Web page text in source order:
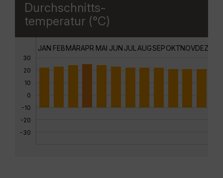
Durchschnitts-
temperatur (°C)
30
20
10
0
-10
-20
-30
JAN FEBMÄRAPR MAI JUN JUL AUGSEPOKTNOVDEZ